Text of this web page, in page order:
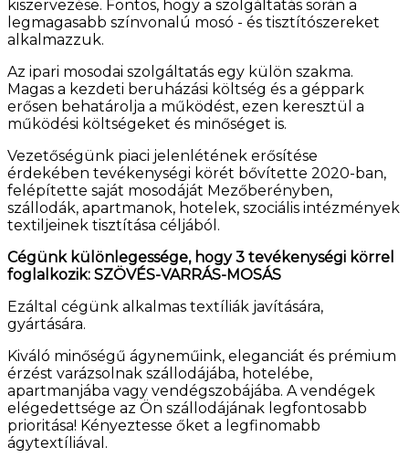
kiszervezése. Fontos, hogy a szolgáltatás során a
legmagasabb színvonalú mosó - és tisztítószereket
alkalmazzuk.
Az ipari mosodai szolgáltatás egy külön szakma.
Magas a kezdeti beruházási költség és a géppark
erősen behatárolja a működést, ezen keresztül a
működési költségeket és minőséget is.
Vezetőségünk piaci jelenlétének erősítése
érdekében tevékenységi körét bővítette 2020-ban,
felépítette saját mosodáját Mezőberényben,
szállodák, apartmanok, hotelek, szociális intézmények
textiljeinek tisztítása céljából.
Cégünk különlegessége, hogy 3 tevékenységi körrel
foglalkozik: SZÖVÉS-VARRÁS-MOSÁS
Ezáltal cégünk alkalmas textíliák javítására,
gyártására.
Kiváló minőségű ágyneműink, eleganciát és prémium
érzést varázsolnak szállodájába, hotelébe,
apartmanjába vagy vendégszobájába. A vendégek
elégedettsége az Ön szállodájának legfontosabb
prioritása! Kényeztesse őket a legfinomabb
ágytextíliával.